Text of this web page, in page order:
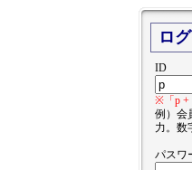
ロ
ID
※「p +
例）会
力。数
パスワ